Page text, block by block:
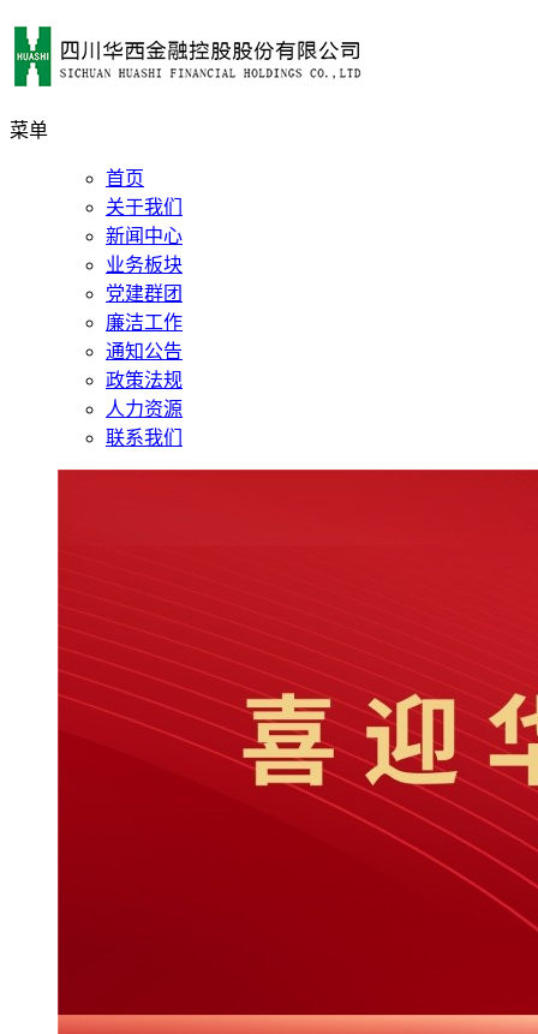
菜单
首页
关于我们
新闻中心
业务板块
党建群团
廉洁工作
通知公告
政策法规
人力资源
联系我们